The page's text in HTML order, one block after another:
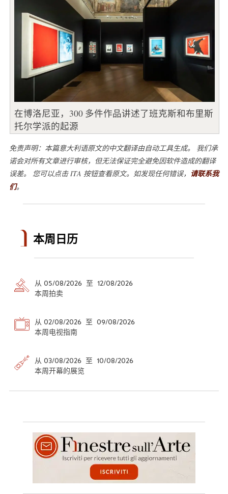
在博洛尼亚，300 多件作品讲述了班克斯和布里斯
托尔学派的起源
免责声明：本篇意大利语原文的中文翻译由自动工具生成。 我们承
诺会对所有文章进行审核，但无法保证完全避免因软件造成的翻译
误差。 您可以点击 ITA 按钮查看原文。如发现任何错误， 请联系我
们。
本周日历
从 05/08/2026 至 12/08/2026
本周拍卖
从 02/08/2026 至 09/08/2026
本周电视指南
从 03/08/2026 至 10/08/2026
本周开幕的展览